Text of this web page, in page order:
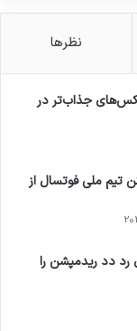
نظرها
جذاب‌تر در
تیم ملی فوتسال از
رد دد ریدمپشن را